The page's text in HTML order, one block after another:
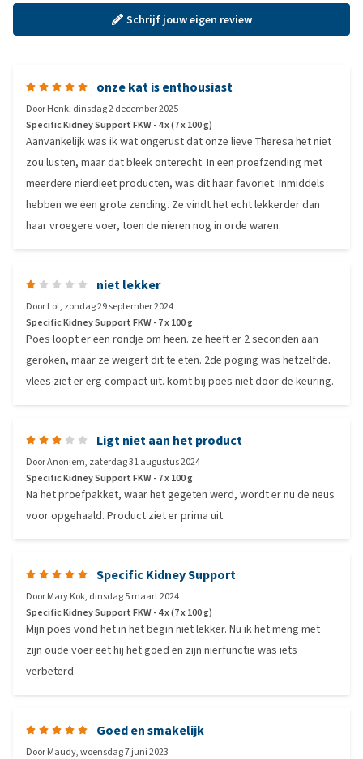
Schrijf jouw eigen review
onze kat is enthousiast
DoorHenk, dinsdag 2 december 2025
Specific Kidney Support FKW - 4 x (7 x 100 g)
Aanvankelijk was ik wat ongerust dat onze lieve Theresa het niet
zou lusten, maar dat bleek onterecht. In een proefzending met
meerdere nierdieet producten, was dit haar favoriet. Inmiddels
hebben we een grote zending. Ze vindt het echt lekkerder dan
haar vroegere voer, toen de nieren nog in orde waren.
niet lekker
DoorLot, zondag 29 september 2024
Specific Kidney Support FKW - 7 x 100 g
Poes loopt er een rondje om heen. ze heeft er 2 seconden aan
geroken, maar ze weigert dit te eten. 2de poging was hetzelfde.
vlees ziet er erg compact uit. komt bij poes niet door de keuring.
Ligt niet aan het product
DoorAnoniem, zaterdag 31 augustus 2024
Specific Kidney Support FKW - 7 x 100 g
Na het proefpakket, waar het gegeten werd, wordt er nu de neus
voor opgehaald. Product ziet er prima uit.
Specific Kidney Support
DoorMary Kok, dinsdag 5 maart 2024
Specific Kidney Support FKW - 4 x (7 x 100 g)
Mijn poes vond het in het begin niet lekker. Nu ik het meng met
zijn oude voer eet hij het goed en zijn nierfunctie was iets
verbeterd.
Goed en smakelijk
DoorMaudy,woensdag 7 juni 2023